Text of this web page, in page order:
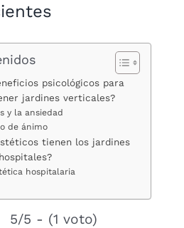
psicológicos para
jardines verticales?
y la ansiedad
de ánimo
tienen los jardines
hospitalaria
5/5 - (1 voto)